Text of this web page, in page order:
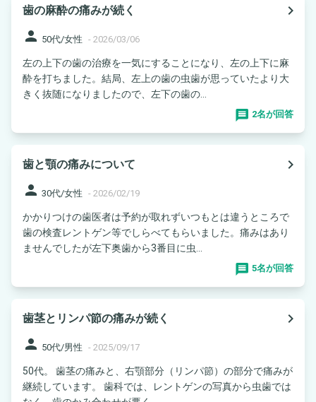
歯の麻酔の痛みが続く
navigate_next
person 50代/女性 - 2026/03/06
左の上下の歯の治療を一気にすることになり、左の上下に麻
酔を打ちました。結局、左上の歯の虫歯が思っていたより大
きく抜随になりましたので、左下の歯の...
2名が回答
歯と顎の痛みについて
navigate_next
person 30代/女性 - 2026/02/19
かかりつけの歯医者は予約が取れずいつもとは違うところで
歯の検査レントゲン等でしらべてもらいました。痛みはあり
ませんでしたが左下奥歯から3番目に虫...
5名が回答
歯茎とリンパ節の痛みが続く
navigate_next
person 50代/男性 - 2025/09/17
50代。 歯茎の痛みと、右顎部分（リンパ節）の部分で痛みが
継続しています。 歯科では、レントゲンの写真から虫歯では